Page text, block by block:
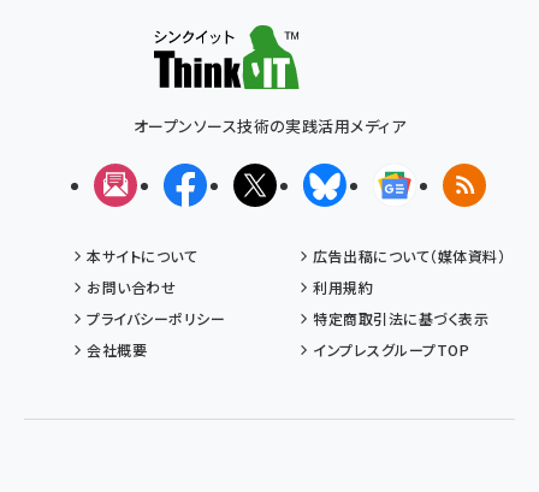
オープンソース技術の実践活用メディア
メルマガFacebookX(エックス)BlueskyGoogleニュ
RSS
本サイトについて
広告出稿について（媒体資料）
お問い合わせ
利用規約
プライバシーポリシー
特定商取引法に基づく表示
会社概要
インプレスグループTOP